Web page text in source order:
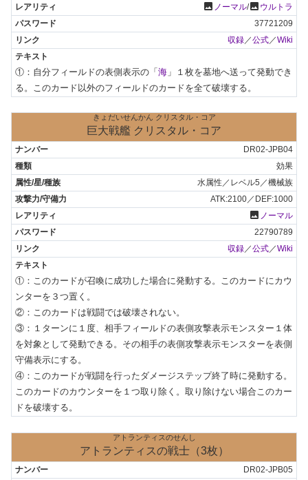
photo ノーマル/photo ウルトラ
37721209
収録／公式／Wiki
①：自分フィールドの表側表示の「 海 」１枚を墓地へ送って発動でき
る。このカード以外のフィールドのカードを全て破壊する。
きょだいせんかん クリスタル・コア
巨大戦艦 クリスタル・コア
DR02-JPB04
効果
水属性／レベル5／機械族
ATK:2100／DEF:1000
photo ノーマル
22790789
収録／公式／Wiki
①：このカードが召喚に成功した場合に発動する。このカードにカウ
ンターを３つ置く。
②：このカードは戦闘では破壊されない。
③：１ターンに１度、相手フィールドの表側攻撃表示モンスター１体
を対象として発動できる。その相手の表側攻撃表示モンスターを表側
守備表示にする。
④：このカードが戦闘を行ったダメージステップ終了時に発動する。
このカードのカウンターを１つ取り除く。取り除けない場合このカー
ドを破壊する。
アトランティスのせんし
アトランティスの戦士（3枚）
DR02-JPB05